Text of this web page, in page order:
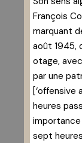
François
marquant
août 1945,
otage,
par une
[‘offensive
heures
importance
sept